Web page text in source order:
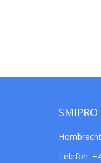
Telefon: